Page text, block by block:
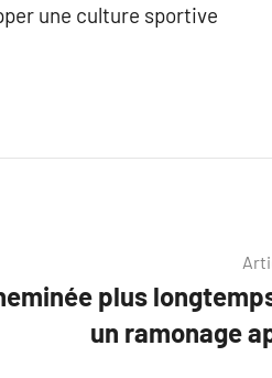
une culture sportive
plus
un ramonage